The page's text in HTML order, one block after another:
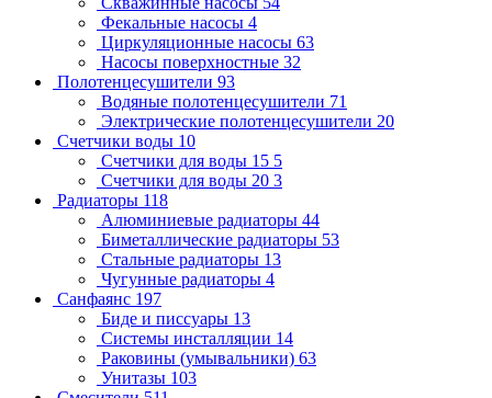
Фекальные насосы 4
Циркуляционные насосы 63
Насосы поверхностные 32
Полотенцесушители 93
Водяные полотенцесушители 71
Электрические полотенцесушители 20
Счетчики воды 10
Счетчики для воды 15 5
Счетчики для воды 20 3
Радиаторы 118
Алюминиевые радиаторы 44
Биметаллические радиаторы 53
Стальные радиаторы 13
Чугунные радиаторы 4
Санфаянс 197
Биде и писсуары 13
Системы инсталляции 14
Раковины (умывальники) 63
Унитазы 103